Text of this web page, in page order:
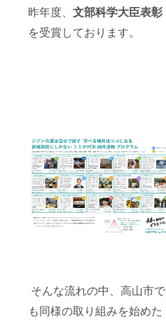
昨年度、 文部科学大臣表彰
を受賞しております。
そんな流れの中、高山市で
も同様の取り組みを始めた